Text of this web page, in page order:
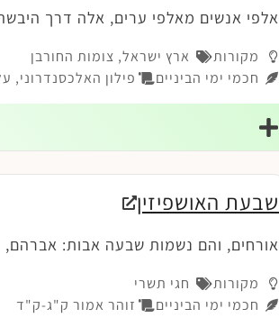
אלפי אנשים מאלפי ערים, אלה דרך
מקורות ארץ ישראל, צומות החורבן
חכמי ימי הביניים
פילון האלכסנדרוני,
שבעת האושפיזין
אורחים, והם נשמות שבעה אבות: אברהם,
מקורות
חגי תשרי
חכמי ימי הביניים
זוהר אמור ק"ג-ק"ד